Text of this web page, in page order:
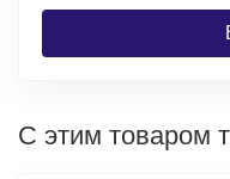
С этим товаром